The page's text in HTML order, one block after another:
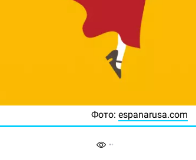
Фото: espanarusa.com